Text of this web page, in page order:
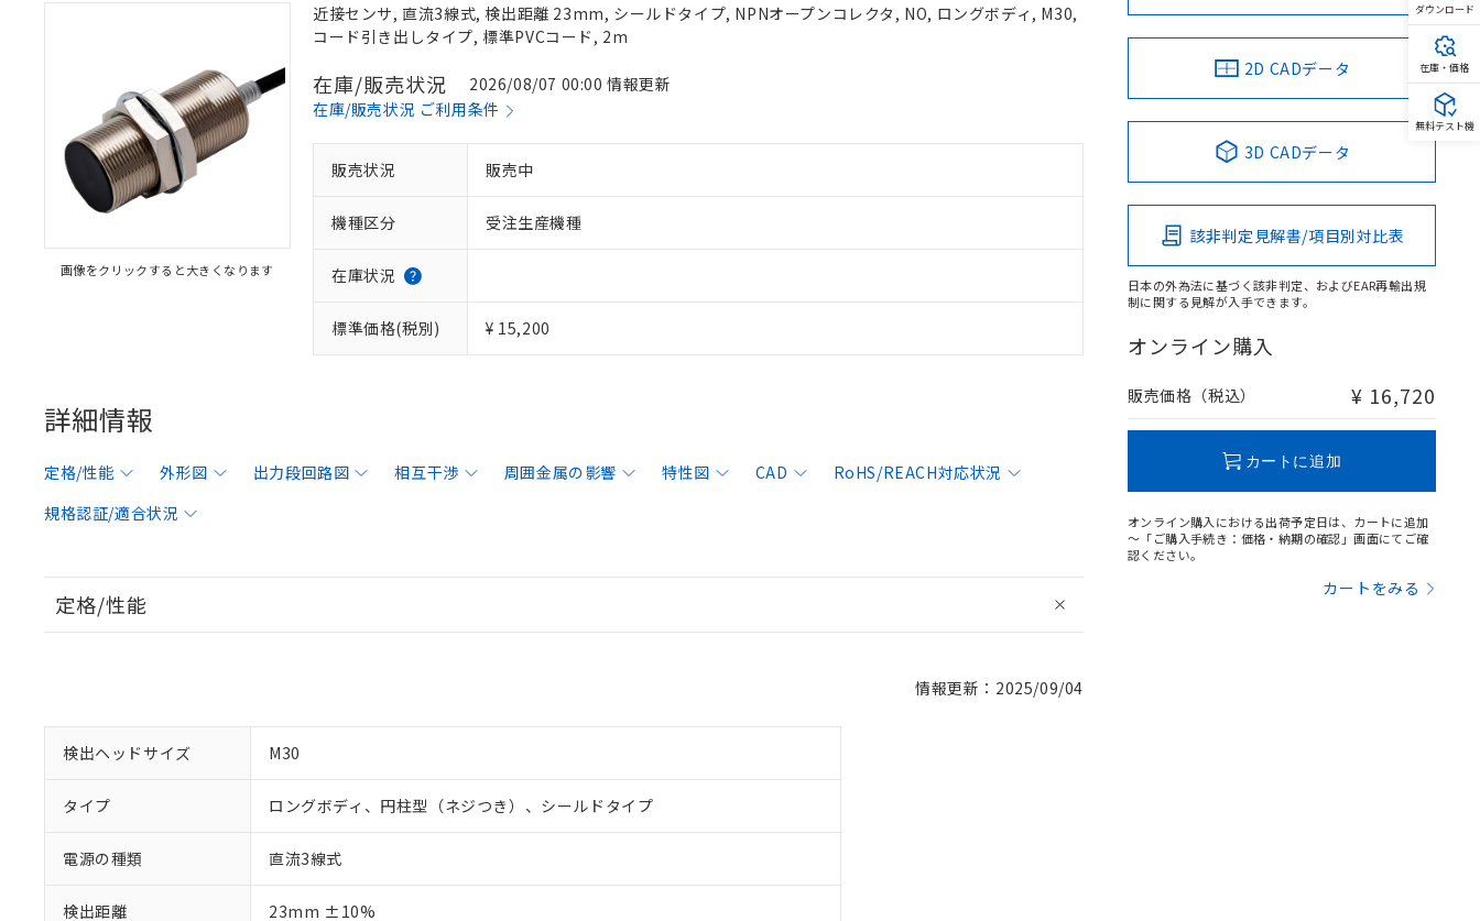
画像をクリックすると大きくなります
近接センサ, 直流3線式, 検出距離 23mm, シールドタイプ, NPNオープンコレクタ, NO, ロングボディ, M30,
コード引き出しタイプ, 標準PVCコード, 2m
在庫/販売状況
2026/08/07 00:00 情報更新
在庫/販売状況 ご利用条件
販売状況 販売中
機種区分 受注生産機種
在庫状況
標準価格(税別) ¥ 15,200
詳細情報
定格/性能 外形図 出力段回路図 相互干渉 周囲金属の影響 特性図 CAD
RoHS/REACH対応状況
規格認証/適合状況
定格/性能
情報更新：2025/09/04
検出ヘッドサイズ M30
タイプ ロングボディ、円柱型（ネジつき）、シールドタイプ
電源の種類 直流3線式
検出距離 23mm ±10%
2D CADデータ
3D CADデータ
該非判定見解書/項目別対比表
日本の外為法に基づく該非判定、およびEAR再輸出規
制に関する見解が入手できます。
オンライン購入
販売価格（税込） ¥ 16,720
カートに追加
オンライン購入における出荷予定日は、カートに追加
～「ご購入手続き：価格・納期の確認」画面にてご確
認ください。
カートをみる
ダウンロード
在庫・価格
無料テスト機